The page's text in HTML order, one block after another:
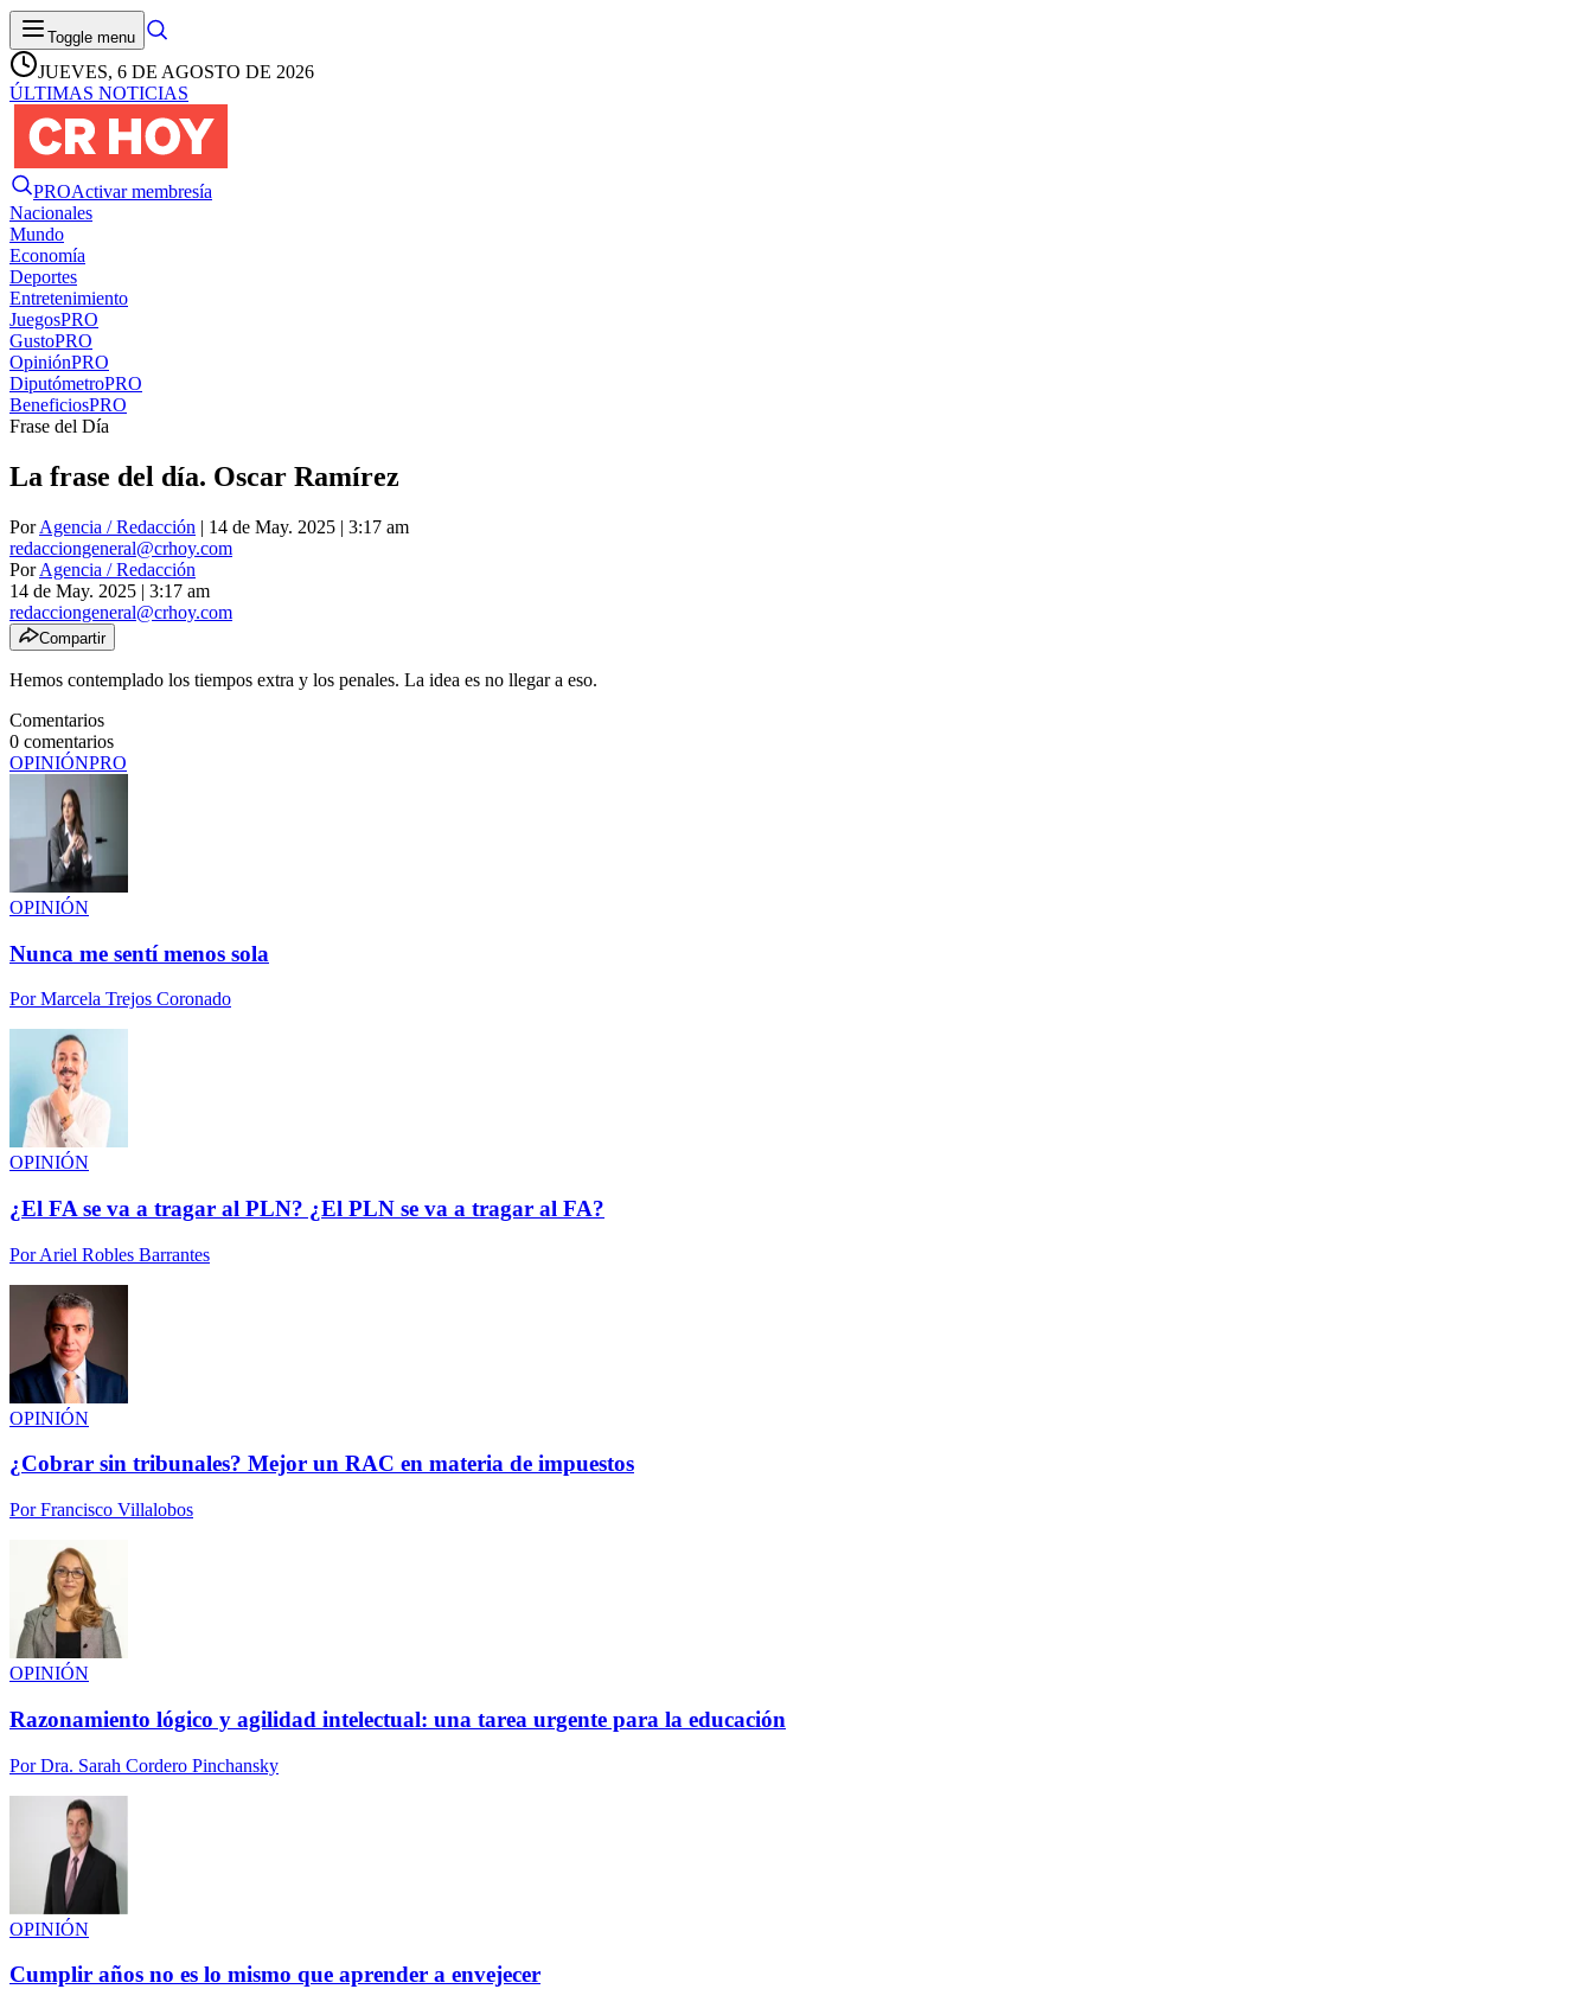
Toggle menu
JUEVES, 6 DE AGOSTO DE 2026
ÚLTIMAS NOTICIAS
PROActivar membresía
Nacionales
Mundo
Economía
Deportes
Entretenimiento
JuegosPRO
GustoPRO
OpiniónPRO
DiputómetroPRO
BeneficiosPRO
Frase del Día
La frase del día. Oscar Ramírez
PorAgencia / Redacción | 14 de May. 2025 | 3:17 am
redacciongeneral@crhoy.com
PorAgencia / Redacción
14 de May. 2025 | 3:17 am
redacciongeneral@crhoy.com
Compartir
Hemos contemplado los tiempos extra y los penales. La idea es no llegar a eso.
Comentarios
0 comentarios
OPINIÓNPRO
OPINIÓN
Nunca me sentí menos sola
PorMarcela Trejos Coronado
OPINIÓN
¿El FA se va a tragar al PLN? ¿El PLN se va a tragar al FA?
PorAriel Robles Barrantes
OPINIÓN
¿Cobrar sin tribunales? Mejor un RAC en materia de impuestos
PorFrancisco Villalobos
OPINIÓN
Razonamiento lógico y agilidad intelectual: una tarea urgente para la educación
PorDra. Sarah Cordero Pinchansky
OPINIÓN
Cumplir años no es lo mismo que aprender a envejecer